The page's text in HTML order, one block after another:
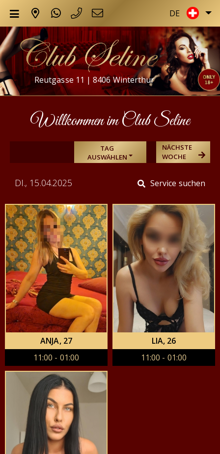
DE
Reutgasse 11 | 8406 Winterthur
Willkommen im Club Seline
TAG
AUSWÄHLEN
NÄCHSTE
WOCHE
DI., 15.04.2025 Service suchen
ANJA, 27
11:00 - 01:00
LIA, 26
11:00 - 01:00